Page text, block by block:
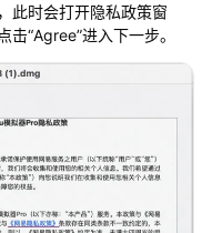
此时会打开隐私政策窗
“Agree”进入下一步。